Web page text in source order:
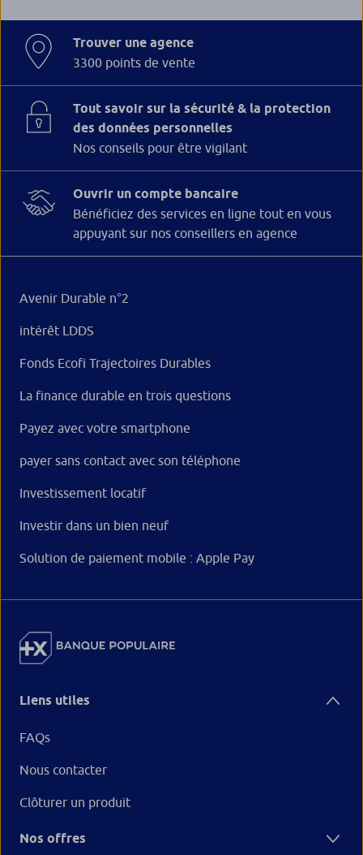
Trouver une agence
3300 points de vente
Tout savoir sur la sécurité & la protection
des données personnelles
Nos conseils pour être vigilant
Ouvrir un compte bancaire
Bénéficiez des services en ligne tout en vous
appuyant sur nos conseillers en agence
Avenir Durable n°2
intérêt LDDS
Fonds Ecofi Trajectoires Durables
La finance durable en trois questions
Payez avec votre smartphone
payer sans contact avec son téléphone
Investissement locatif
Investir dans un bien neuf
Solution de paiement mobile : Apple Pay
Liens utiles
FAQs
Nous contacter
Clôturer un produit
Nos offres